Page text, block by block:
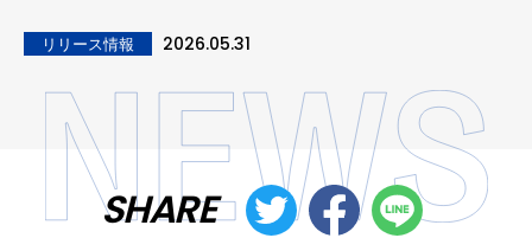
リリース情報 2026.05.31
SHARE